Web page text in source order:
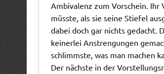
Ambivalenz zum Vorschein. Ihr
müsste, als sie seine Stiefel
dabei doch gar nichts gedacht.
keinerlei Anstrengungen
schlimmste, was man machen
Der nächste in der